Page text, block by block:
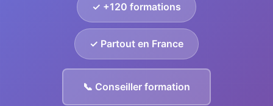
✓ +120 formations
✓ Partout en France
📞 Conseiller formation